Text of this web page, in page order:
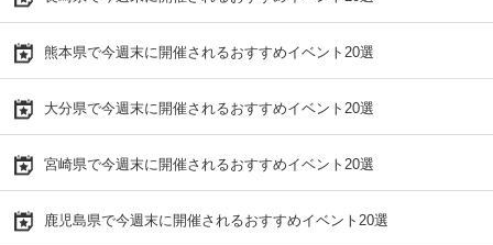
熊本県で今週末に開催されるおすすめイベント20選
大分県で今週末に開催されるおすすめイベント20選
宮崎県で今週末に開催されるおすすめイベント20選
鹿児島県で今週末に開催されるおすすめイベント20選